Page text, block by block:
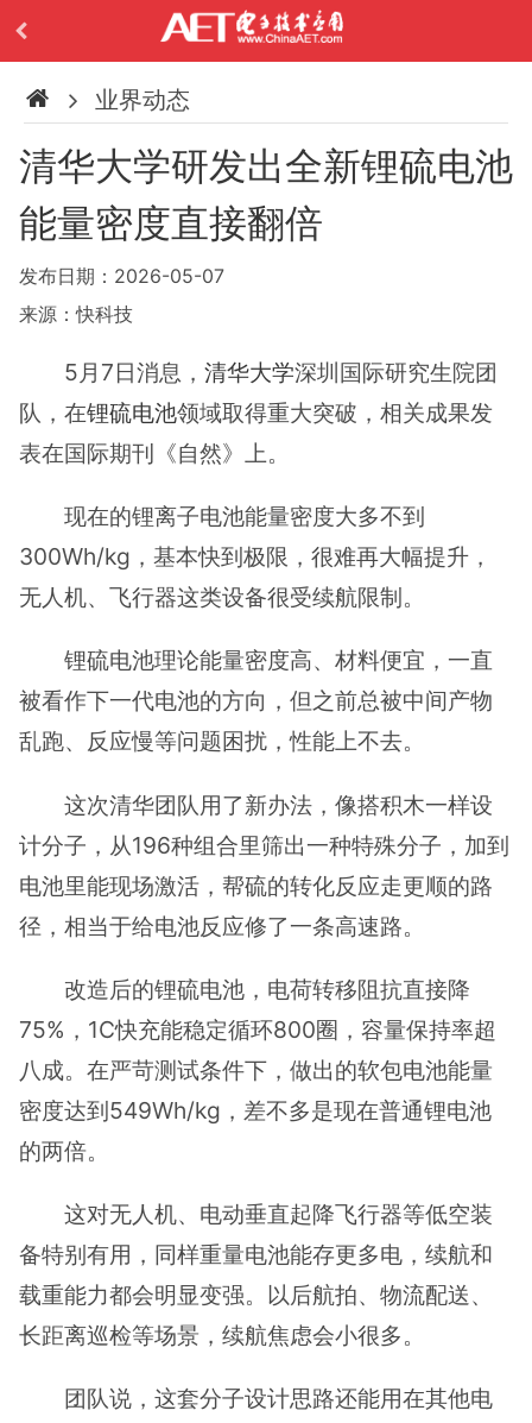
业界动态
清华大学研发出全新锂硫电池
能量密度直接翻倍
发布日期：2026-05-07
来源：快科技
5月7日消息，清华大学深圳国际研究生院团
队，在锂硫电池领域取得重大突破，相关成果发
表在国际期刊《自然》上。
现在的锂离子电池能量密度大多不到
300Wh/kg，基本快到极限，很难再大幅提升，
无人机、飞行器这类设备很受续航限制。
锂硫电池理论能量密度高、材料便宜，一直
被看作下一代电池的方向，但之前总被中间产物
乱跑、反应慢等问题困扰，性能上不去。
这次清华团队用了新办法，像搭积木一样设
计分子，从196种组合里筛出一种特殊分子，加到
电池里能现场激活，帮硫的转化反应走更顺的路
径，相当于给电池反应修了一条高速路。
改造后的锂硫电池，电荷转移阻抗直接降
75%，1C快充能稳定循环800圈，容量保持率超
八成。在严苛测试条件下，做出的软包电池能量
密度达到549Wh/kg，差不多是现在普通锂电池
的两倍。
这对无人机、电动垂直起降飞行器等低空装
备特别有用，同样重量电池能存更多电，续航和
载重能力都会明显变强。以后航拍、物流配送、
长距离巡检等场景，续航焦虑会小很多。
团队说，这套分子设计思路还能用在其他电